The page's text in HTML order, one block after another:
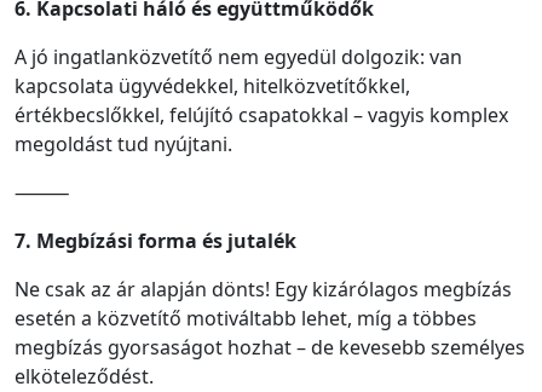
6. Kapcsolati háló és együttműködők
A jó ingatlanközvetítő nem egyedül dolgozik: van
kapcsolata ügyvédekkel, hitelközvetítőkkel,
értékbecslőkkel, felújító csapatokkal – vagyis komplex
megoldást tud nyújtani.
⸻
7. Megbízási forma és jutalék
Ne csak az ár alapján dönts! Egy kizárólagos megbízás
esetén a közvetítő motiváltabb lehet, míg a többes
megbízás gyorsaságot hozhat – de kevesebb személyes
elköteleződést.